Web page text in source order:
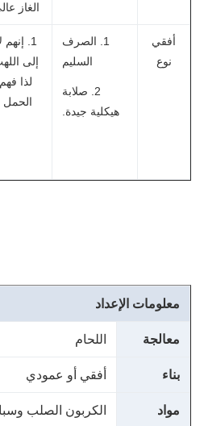
الغاز عالي
1. الصرف
السليم
2. صلابة
هيكلية جيدة.
1. إنهم لا
إلى اللهب
لذا فهم من
الحمل
الإعداد
اللحام
أفقي أو عمودي
الكربون الصلب وسبائك